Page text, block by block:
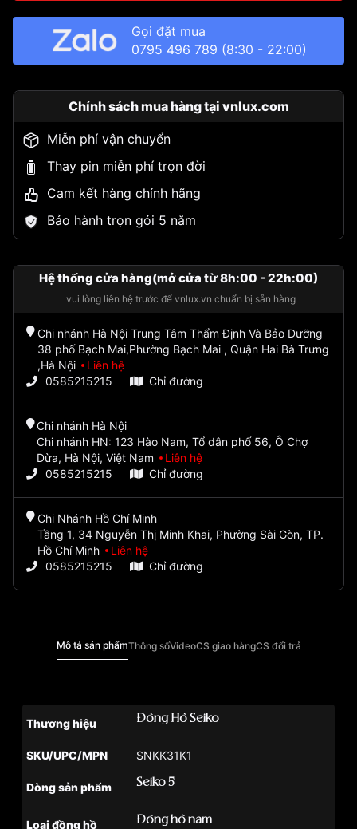
Gọi đặt mua
0795 496 789 (8:30 - 22:00)
Chính sách mua hàng tại vnlux.com
Miễn phí vận chuyển
Thay pin miễn phí trọn đời
Cam kết hàng chính hãng
Bảo hành trọn gói 5 năm
Hệ thống cửa hàng(mở cửa từ 8h:00 - 22h:00)
vui lòng liên hệ trước để vnlux.vn chuẩn bị sẵn hàng
Chi nhánh Hà Nội Trung Tâm Thẩm Định Và Bảo Dưỡng
38 phố Bạch Mai,Phường Bạch Mai , Quận Hai Bà Trưng
,Hà Nội
Liên hệ
0585215215
Chỉ đường
Chi nhánh Hà Nội
Chi nhánh HN: 123 Hào Nam, Tổ dân phố 56, Ô Chợ
Dừa, Hà Nội, Việt Nam
Liên hệ
0585215215
Chỉ đường
Chi Nhánh Hồ Chí Minh
Tầng 1, 34 Nguyễn Thị Minh Khai, Phường Sài Gòn, TP.
Hồ Chí Minh
Liên hệ
0585215215
Chỉ đường
Mô tả sản phẩmThông sốVideoCS giao hàngCS đổi trả
Thương hiệu Đồng Hồ Seiko
SKU/UPC/MPN SNKK31K1
Dòng sản phẩm Seiko 5
Loại đồng hồ Đồng hồ nam